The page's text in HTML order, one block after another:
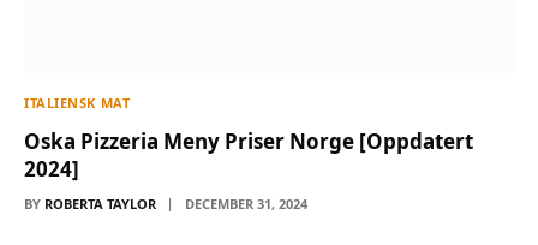
ITALIENSK MAT
Oska Pizzeria Meny Priser Norge [Oppdatert
2024]
BY ROBERTA TAYLOR DECEMBER 31, 2024